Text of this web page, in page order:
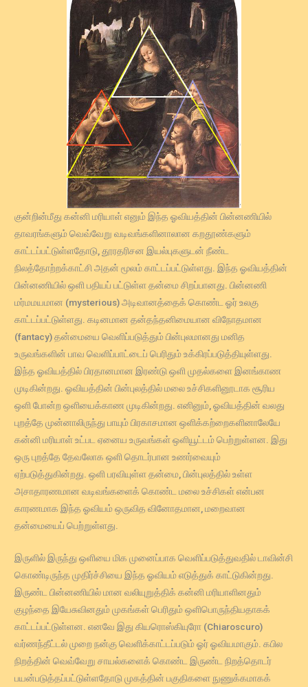
குன்றின்மீது கன்னி மரியாள் எனும் இந்த ஓவியத்தின் பின்னணியில்
தாவரங்களும் வெவ்வேறு வடிவங்களினாலான கறதூண்களும்
காட்டப்பட்டுள்ளதோடு, தூரதரிசன இயல்புகளுடன் நீண்ட
நிலத்தோற்றக்காட்சி அதன் மூலம் காட்டப்பட்டுள்ளது. இந்த ஓவியத்தின்
பின்னணியில் ஒளி பதியப் பட்டுள்ள தன்மை சிறப்பானது. பின்னணி
மர்மமயமான (mysterious) அடிவானத்தைக் கொண்ட ஓர் உலகு
காட்டப்பட்டுள்ளது. கடினமான தன்தந்தனிமையான விநோதமான
(fantacy) தன்மையை வெளிப்படுத்தும் பின்புலமானது மனித
உருவங்களின் பாவ வெளிப்பாட்டைப் பெரிதும் உக்கிரப்படுத்தியுள்ளது.
இந்த ஓவியத்தில் பிரதானமான இரண்டு ஒளி முதல்களை இனங்காண
முடிகின்றது. ஓவியத்தின் பின்புலத்தில் மலை உச்சிகளினூடாக சூரிய
ஒளி போன்ற ஒளியைக்காண முடிகின்றது. எனினும், ஓவியத்தின் வலது
புறத்தே முன்னாலிருந்து பாயும் பிரகாசமான ஒளிக்கற்றைகளினாலேயே
கன்னி மரியாள் உட்பட ஏனைய உருவங்கள் ஒளியூட்டம் பெற்றுள்ளன. இது
ஒரு புறத்தே தேவலோக ஒளி தொடர்பான உணர்வையும்
ஏற்படுத்துகின்றது. ஒளி பரவியுள்ள தன்மை, பின்புலத்தில் உள்ள
அசாதாரணமான வடிவங்களைக் கொண்ட மலை உச்சிகள் என்பன
காரணமாக இந்த ஓவியம் ஒருவித வினோதமான, மறைவான
தன்மையைப் பெற்றுள்ளது.
இருளில் இருந்து ஒளியை மிக முனைப்பாக வெளிப்படுத்துவதில் டாவின்சி
கொண்டிருந்த முதிர்ச்சியை இந்த ஓவியம் எடுத்துக் காட்டுகின்றது.
இருண்ட பின்னணியில் மான வலியுறுத்திக் கன்னி மரியாளினதும்
குழந்தை இயேசுவினதும் முகங்கள் பெரிதும் ஒளிபொருந்தியதாகக்
காட்டப்பட்டுள்ளன. எனவே இது கியரொஸ்கியுரோ (Chiaroscuro)
வர்ணந்தீட்டல் முறை நன்கு வெளிக்காட்டப்படும் ஓர் ஓவியமாகும். கபில
நிறத்தின் வெவ்வேறு சாயல்களைக் கொண்ட இருண்ட நிறத்தொடர்
பயன்படுத்தப்பட்டுள்ளதோடு முகத்தின் பகுதிகளை நுணுக்கமாகக்